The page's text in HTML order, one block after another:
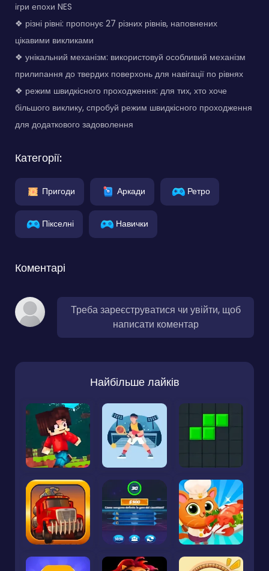
ігри епохи NES
❖ різні рівні: пропонує 27 різних рівнів, наповнених
цікавими викликами
❖ унікальний механізм: використовуй особливий механізм
прилипання до твердих поверхонь для навігації по рівнях
❖ режим швидкісного проходження: для тих, хто хоче
більшого виклику, спробуй режим швидкісного проходження
для додаткового задоволення
Категорії:
Пригоди Аркади Ретро
Пікселні Навички
Коментарі
Треба зареєструватися чи увійти, щоб
написати коментар
Найбільше лайків